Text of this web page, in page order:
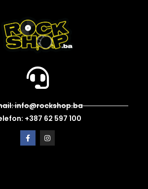
info@rockshop.ba
+387 62 597 100